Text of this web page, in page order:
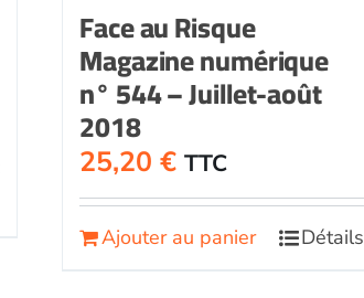
Face au Risque
Magazine numérique
n° 544 – Juillet-août
2018
25,20 € TTC
Ajouter au panier Détails